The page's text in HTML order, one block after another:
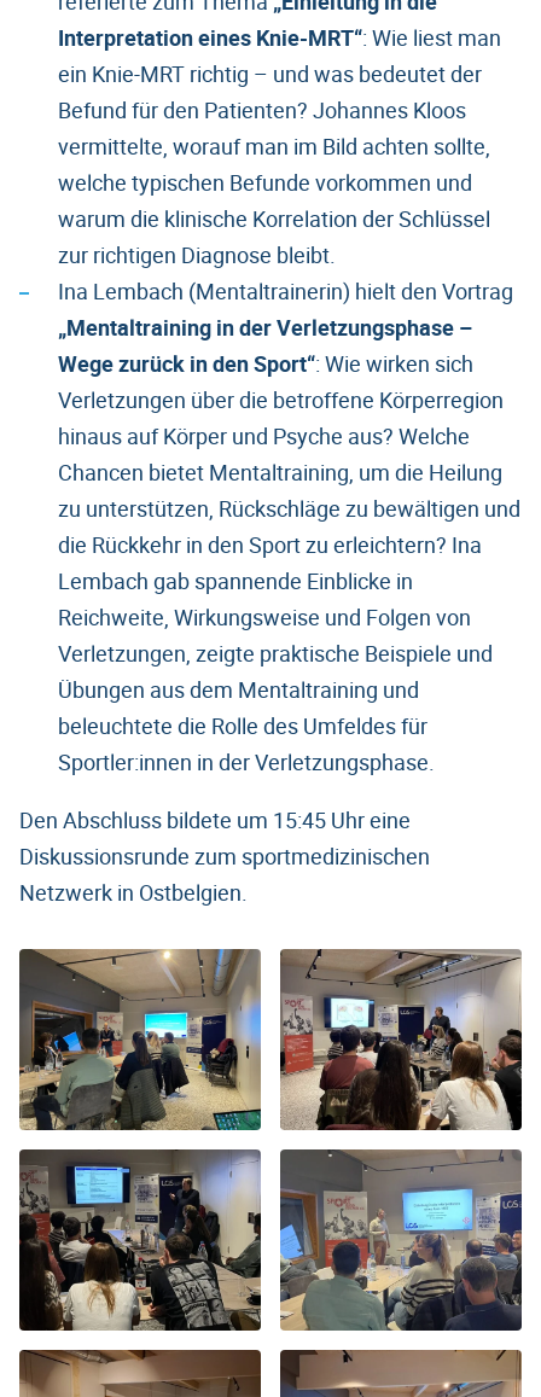
Interpretation eines Knie-MRT“: Wie liest man
ein Knie-MRT richtig – und was bedeutet der
Befund für den Patienten? Johannes Kloos
vermittelte, worauf man im Bild achten sollte,
welche typischen Befunde vorkommen und
warum die klinische Korrelation der Schlüssel
zur richtigen Diagnose bleibt.
Ina Lembach (Mentaltrainerin) hielt den Vortrag
„Mentaltraining in der Verletzungsphase –
Wege zurück in den Sport“: Wie wirken sich
Verletzungen über die betroffene Körperregion
hinaus auf Körper und Psyche aus? Welche
Chancen bietet Mentaltraining, um die Heilung
zu unterstützen, Rückschläge zu bewältigen und
die Rückkehr in den Sport zu erleichtern? Ina
Lembach gab spannende Einblicke in
Reichweite, Wirkungsweise und Folgen von
Verletzungen, zeigte praktische Beispiele und
Übungen aus dem Mentaltraining und
beleuchtete die Rolle des Umfeldes für
Sportler:innen in der Verletzungsphase.
Den Abschluss bildete um 15:45 Uhr eine
Diskussionsrunde zum sportmedizinischen
Netzwerk in Ostbelgien.